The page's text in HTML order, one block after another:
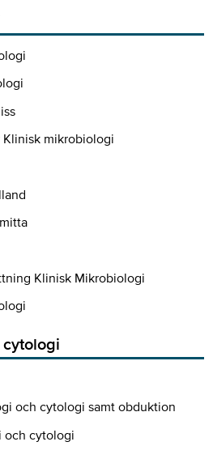
mikrobiologi
Klinisk Mikrobiologi
och cytologi samt obduktion
och cytologi